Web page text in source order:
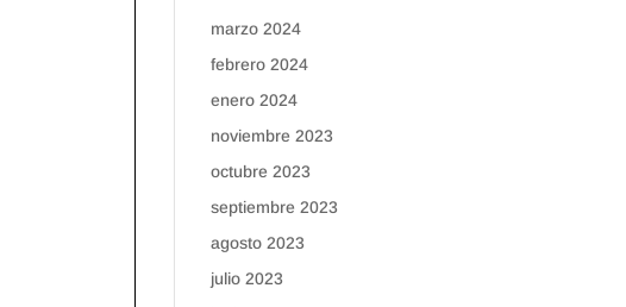
marzo 2024
febrero 2024
enero 2024
noviembre 2023
octubre 2023
septiembre 2023
agosto 2023
julio 2023